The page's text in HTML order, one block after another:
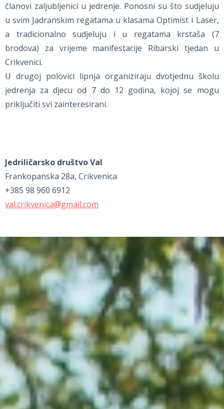
članovi zaljubljenici u jedrenje. Ponosni su što sudjeluju
u svim Jadranskim regatama u klasama Optimist i Laser,
a tradicionalno sudjeluju i u regatama krstaša (7
brodova) za vrijeme manifestacije Ribarski tjedan u
Crikvenici.
U drugoj polovici lipnja organiziraju dvotjednu školu
jedrenja za djecu od 7 do 12 godina, kojoj se mogu
priključiti svi zainteresirani.
Jedriličarsko društvo Val
Frankopanska 28a, Crikvenica
+385 98 960 6912
val.crikvenica@gmail.com